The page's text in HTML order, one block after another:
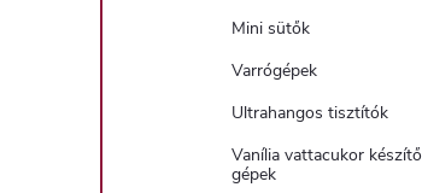
Mini sütők
Varrógépek
Ultrahangos tisztítók
Vanília vattacukor készítő
gépek